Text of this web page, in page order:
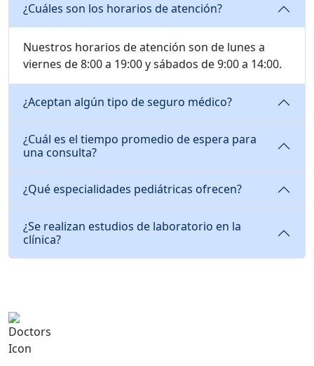
¿Cuáles son los horarios de atención?
Nuestros horarios de atención son de lunes a
viernes de 8:00 a 19:00 y sábados de 9:00 a 14:00.
¿Aceptan algún tipo de seguro médico?
¿Cuál es el tiempo promedio de espera para
una consulta?
¿Qué especialidades pediátricas ofrecen?
¿Se realizan estudios de laboratorio en la
clínica?